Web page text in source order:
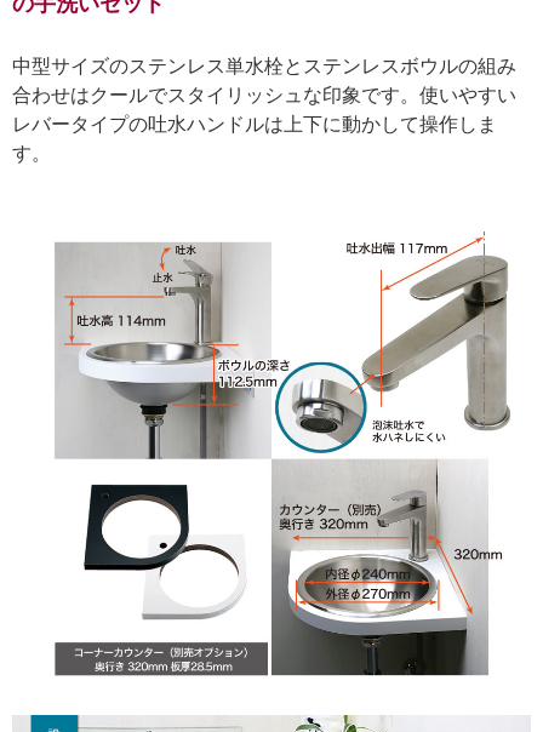
中型サイズのステンレス単水栓とステンレスボウルの組み
合わせはクールでスタイリッシュな印象です。使いやすい
レバータイプの吐水ハンドルは上下に動かして操作しま
す。